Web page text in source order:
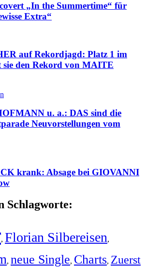
„In the Summertime“ für
Extra“
auf Rekordjagd: Platz 1 im
den Rekord von MAITE
u. a.: DAS sind die
Neuvorstellungen vom
krank: Absage bei GIOVANNI
Schlagworte:
, Florian Silbereisen,
, neue Single, Charts, Zuerst